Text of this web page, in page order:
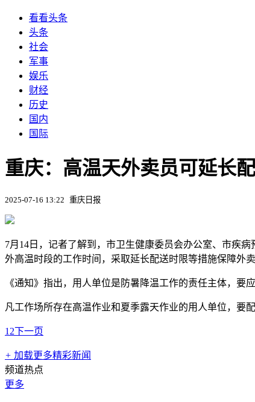
看看头条
头条
社会
军事
娱乐
财经
历史
国内
国际
重庆：高温天外卖员可延长
2025-07-16 13:22 重庆日报
7月14日，记者了解到，市卫生健康委员会办公室、市疾
外高温时段的工作时间，采取延长配送时限等措施保障外
《通知》指出，用人单位是防暑降温工作的责任主体，要
凡工作场所存在高温作业和夏季露天作业的用人单位，要
1 2下一页
+ 加载更多精彩新闻
频道热点
更多